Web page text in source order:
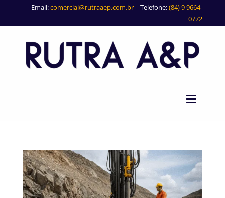
Email:comercial@rutraaep.com.br– Telefone:(84) 9 9664-
0772